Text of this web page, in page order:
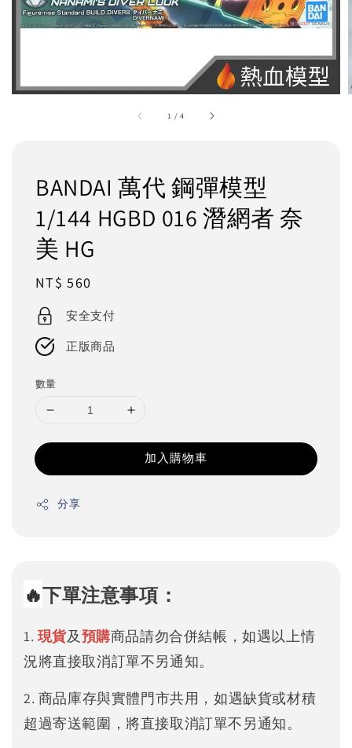
1 /4
BANDAI 萬代 鋼彈模型
1/144 HGBD 016 潛網者 奈
美 HG
Regular
price
NT$ 560
安全支付
正版商品
數量
加入購物車
分享
🔥下單注意事項：
1. 現貨及預購商品請勿合併結帳，如遇以上情
況將直接取消訂單不另通知。
2. 商品庫存與實體門市共用，如遇缺貨或材積
超過寄送範圍，將直接取消訂單不另通知。